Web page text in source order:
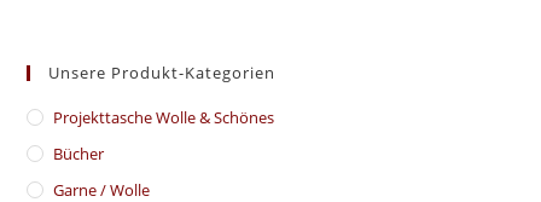
Unsere Produkt-Kategorien
​Projekttasche Wolle & Schönes
Bücher
Garne / Wolle